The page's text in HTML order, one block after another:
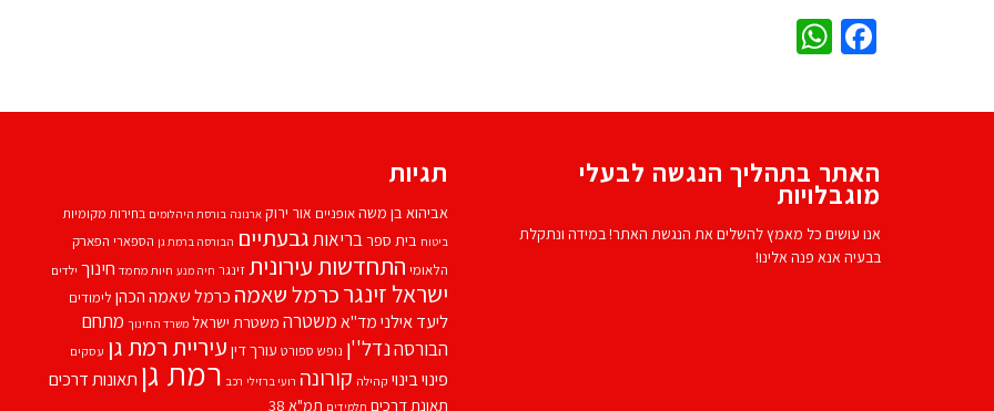
Facebook
האתר בתהליך הנגשה לבעלי
מוגבלויות
אנו עושים כל מאמץ להשלים את הנגשת האתר! במידה ונתקלת
בבעיה אנא פנה אלינו!
תגיות
אביהוא בן משהאופניים אור ירוק ארנונה בורסת היהלומים בחירות מקומיות
ביטוח בית ספרבריאותגבעתיים הבורסה ברמת גן הספארי הפארק
הלאומי התחדשות עירוניתזינגר חיה מנע חיות מחמד חינוך ילדים
ישראל זינגרכרמל שאמה כרמל שאמה הכהן לימודים
ליעד אילנימד''אמשטרה משטרת ישראל משרד החינוך מתחם
הבורסהנדל''ן נופש ספורט עורך דין עיריית רמת גן עסקים
פינוי בינוי קהילה קורונה רועי ברזילי רכב רמת גן תאונות דרכים
תאונת דרכים תלמידים תמ"א 38